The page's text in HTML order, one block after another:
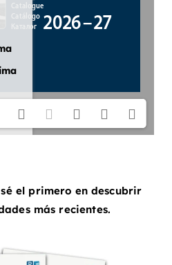
el primero en descubrir
más recientes.